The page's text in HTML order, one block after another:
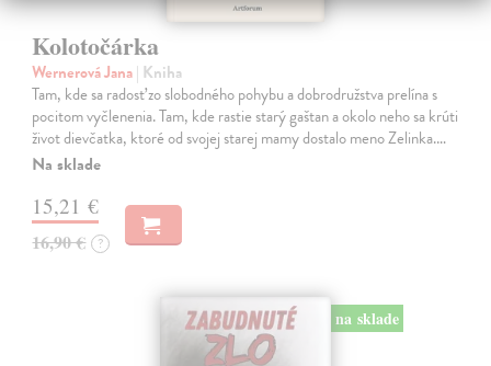
Kolotočárka
Wernerová Jana| Kniha
Tam, kde sa radosť zo slobodného pohybu a dobrodružstva prelína s
pocitom vyčlenenia. Tam, kde rastie starý gaštan a okolo neho sa krúti
život dievčatka, ktoré od svojej starej mamy dostalo meno Zelinka.…
Na sklade
15,21 €
16,90 € ?
na sklade